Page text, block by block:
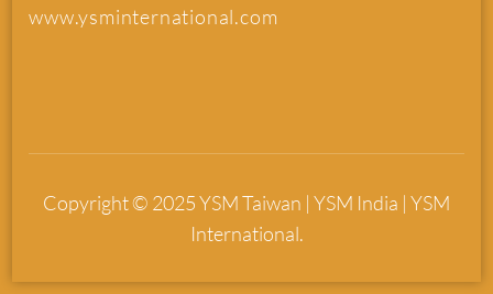
www.ysminternational.com
Copyright © 2025 YSM Taiwan | YSM India | YSM
International.